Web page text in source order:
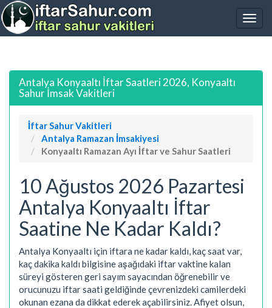
Antalya Konyaaltı İftar Saatleri 2026, Konyaaltı
Sahur İmsak Vakitleri
İftar Sahur Vakitleri
Antalya Ramazan İmsakiyesi
Konyaaltı Ramazan Ayı İftar ve Sahur Saatleri
10 Ağustos 2026 Pazartesi
Antalya Konyaaltı İftar
Saatine Ne Kadar Kaldı?
Antalya Konyaaltı için iftara ne kadar kaldı, kaç saat var,
kaç dakika kaldı bilgisine aşağıdaki iftar vaktine kalan
süreyi gösteren geri sayım sayacından öğrenebilir ve
orucunuzu iftar saati geldiğinde çevrenizdeki camilerdeki
okunan ezana da dikkat ederek açabilirsiniz. Afiyet olsun,